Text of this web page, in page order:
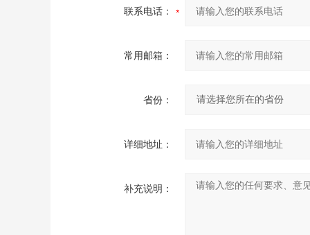
联系电话：
常用邮箱：
省份：
详细地址：
补充说明：